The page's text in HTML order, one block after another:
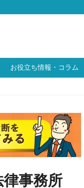
お役立ち情報・コラム
事務所